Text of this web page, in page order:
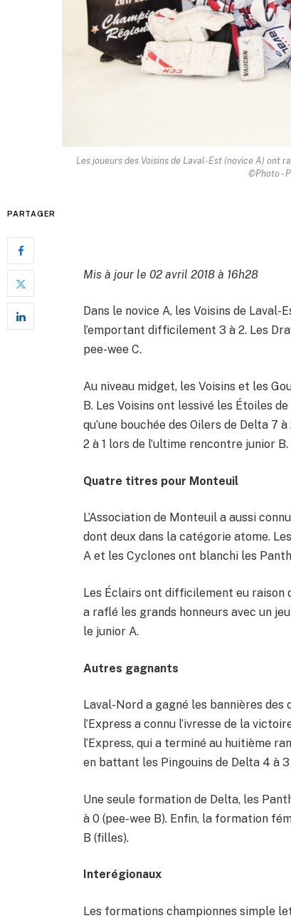
Les joueurs des Voisins de Laval-Est (novice A) ont
©Photo -
PARTAGER
Mis à jour le 02 avril 2018 à 16h28
Dans le novice A, les Voisins de
l’emportant difficilement 3 à 2. Les
pee-wee C.
Au niveau midget, les Voisins et les
B. Les Voisins ont lessivé les Étoiles
qu’une bouchée des Oilers de Delta 7
2 à 1 lors de l’ultime rencontre junior B.
Quatre titres pour Monteuil
L’Association de Monteuil a aussi
dont deux dans la catégorie atome.
A et les Cyclones ont blanchi les
Les Éclairs ont difficilement eu raison
a raflé les grands honneurs avec un
le junior A.
Autres gagnants
Laval-Nord a gagné les bannières des
l’Express a connu l’ivresse de la
l’Express, qui a terminé au huitième
en battant les Pingouins de Delta 4 à
Une seule formation de Delta, les
à 0 (pee-wee B). Enfin, la formation
B (filles).
Interégionaux
Les formations championnes simple